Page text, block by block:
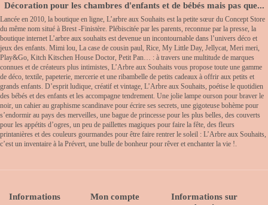
Décoration pour les chambres d'enfants et de bébés mais pas que...
Lancée en 2010, la boutique en ligne, L’arbre aux Souhaits est la petite sœur du Concept Store
du même nom situé à Brest -Finistère. Plébiscitée par les parents, reconnue par la presse, la
boutique internet L’arbre aux souhaits est devenue un incontournable dans l’univers déco et
jeux des enfants. Mimi lou, La case de cousin paul, Rice, My Little Day, Jellycat, Meri meri,
Play&Go, Kitch Kitschen House Doctor, Petit Pan… : à travers une multitude de marques
connues et de créateurs plus intimistes, L’Arbre aux Souhaits vous propose toute une gamme
de déco, textile, papeterie, mercerie et une ribambelle de petits cadeaux à offrir aux petits et
grands enfants. D’esprit ludique, créatif et vintage, L’Arbre aux Souhaits, poétise le quotidien
des bébés et des enfants et les accompagne tendrement. Une jolie lampe ourson pour braver le
noir, un cahier au graphisme scandinave pour écrire ses secrets, une gigoteuse bohème pour
s’endormir au pays des merveilles, une bague de princesse pour les plus belles, des couverts
pour les appétits d’ogres, un peu de paillettes magiques pour faire la fête, des fleurs
printanières et des couleurs gourmandes pour être faire rentrer le soleil : L’Arbre aux Souhaits,
c’est un inventaire à la Prévert, une bulle de bonheur pour rêver et enchanter la vie !.
Informations Mon compte
Informations sur